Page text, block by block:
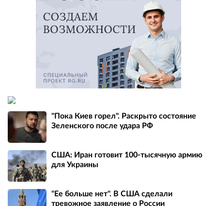
"Пока Киев горел". Раскрыто состояние
Зеленского после удара РФ
США: Иран готовит 100-тысячную армию
для Украины
"Ее больше нет". В США сделали
тревожное заявление о России